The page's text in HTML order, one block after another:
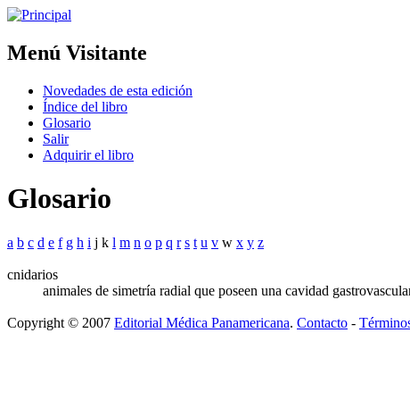
Menú Visitante
Novedades de esta edición
Índice del libro
Glosario
Salir
Adquirir el libro
Glosario
a b c d e f g h i j k l m n o p q r s t u v w x y z
cnidarios
animales de simetría radial que poseen una cavidad
Copyright © 2007 Editorial Médica Panamericana. Contacto -